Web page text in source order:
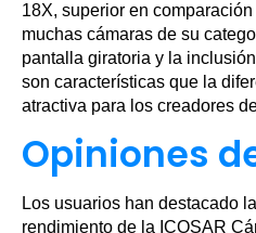
18X, superior en
muchas cámaras de su
pantalla giratoria y la
son características que la
atractiva para los creadores
Opiniones
Los usuarios han destacado
rendimiento de la ICOSAR